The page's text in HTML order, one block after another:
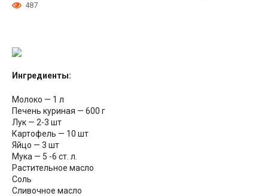
487
Ингредиенты:
Молоко — 1 л
Печень куриная — 600 г
Лук — 2-3 шт
Картофель — 10 шт
Яйцо — 3 шт
Мука — 5 -6 ст. л.
Растительное масло
Соль
Сливочное масло